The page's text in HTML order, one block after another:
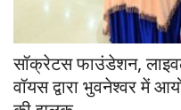
सॉक्रेटस फाउंडेशन,
वॉयस द्वारा भुवनेश्वर में